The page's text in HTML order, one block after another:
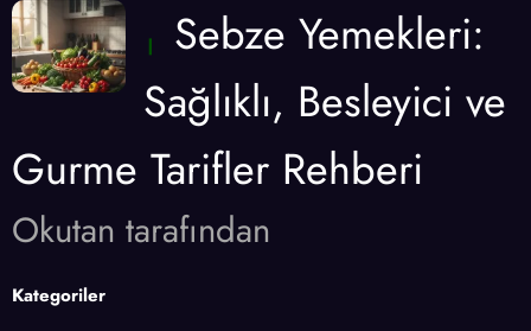
Sebze Yemekleri:
Sağlıklı, Besleyici ve
Gurme Tarifler Rehberi
Okutan tarafından
Kategoriler